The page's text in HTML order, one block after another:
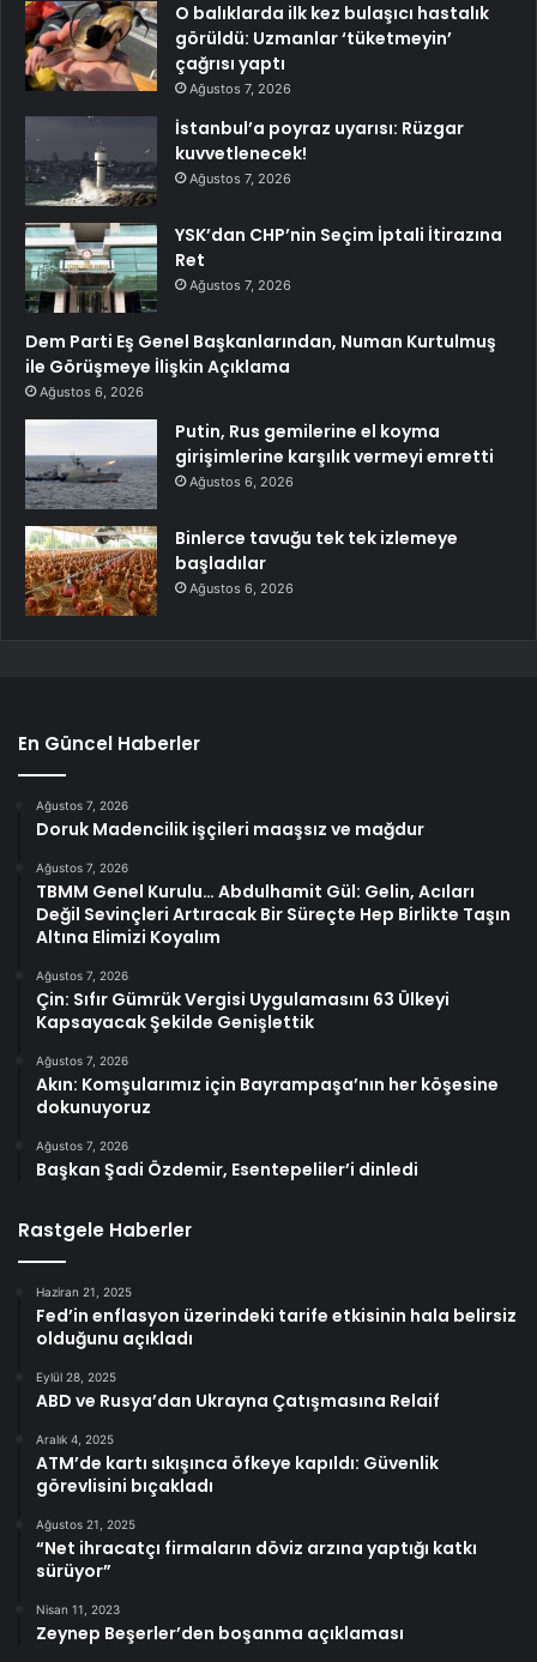
O balıklarda ilk kez bulaşıcı hastalık
görüldü: Uzmanlar ‘tüketmeyin’
çağrısı yaptı
Ağustos 7, 2026
İstanbul’a poyraz uyarısı: Rüzgar
kuvvetlenecek!
Ağustos 7, 2026
YSK’dan CHP’nin Seçim İptali İtirazına
Ret
Ağustos 7, 2026
Dem Parti Eş Genel Başkanlarından, Numan Kurtulmuş
ile Görüşmeye İlişkin Açıklama
Ağustos 6, 2026
Putin, Rus gemilerine el koyma
girişimlerine karşılık vermeyi emretti
Ağustos 6, 2026
Binlerce tavuğu tek tek izlemeye
başladılar
Ağustos 6, 2026
En Güncel Haberler
Ağustos 7, 2026
Doruk Madencilik işçileri maaşsız ve mağdur
Ağustos 7, 2026
TBMM Genel Kurulu… Abdulhamit Gül: Gelin, Acıları
Değil Sevinçleri Artıracak Bir Süreçte Hep Birlikte Taşın
Altına Elimizi Koyalım
Ağustos 7, 2026
Çin: Sıfır Gümrük Vergisi Uygulamasını 63 Ülkeyi
Kapsayacak Şekilde Genişlettik
Ağustos 7, 2026
Akın: Komşularımız için Bayrampaşa’nın her köşesine
dokunuyoruz
Ağustos 7, 2026
Başkan Şadi Özdemir, Esentepeliler’i dinledi
Rastgele Haberler
Haziran 21, 2025
Fed’in enflasyon üzerindeki tarife etkisinin hala belirsiz
olduğunu açıkladı
Eylül 28, 2025
ABD ve Rusya’dan Ukrayna Çatışmasına Relaif
Aralık 4, 2025
ATM’de kartı sıkışınca öfkeye kapıldı: Güvenlik
görevlisini bıçakladı
Ağustos 21, 2025
“Net ihracatçı firmaların döviz arzına yaptığı katkı
sürüyor”
Nisan 11, 2023
Zeynep Beşerler’den boşanma açıklaması